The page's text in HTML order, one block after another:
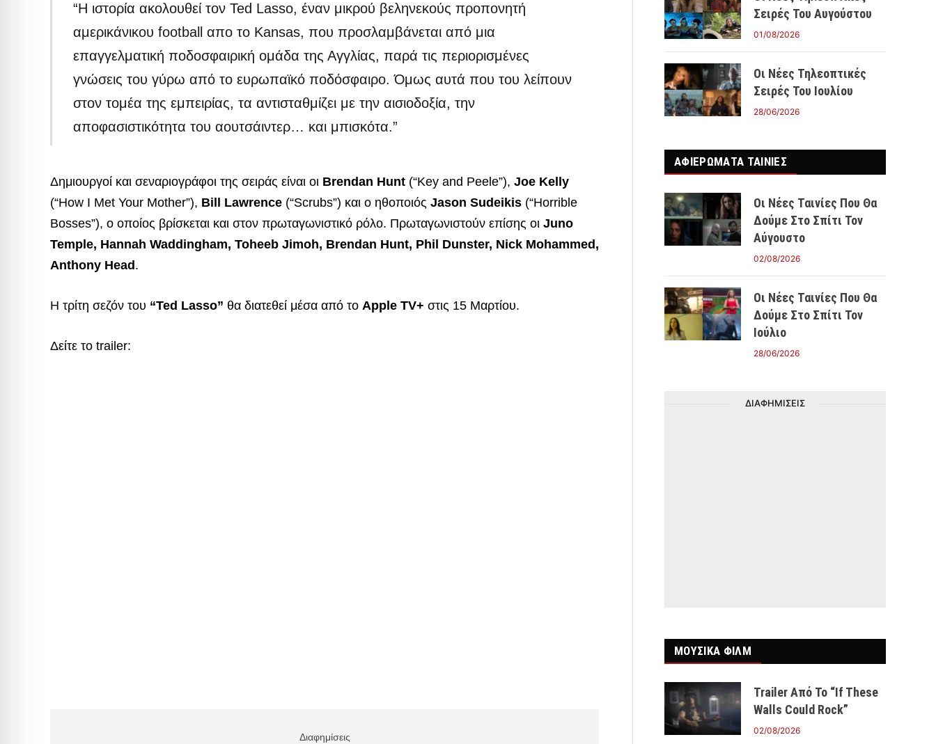
“Η ιστορία ακολουθεί τον Ted Lasso, έναν μικρού βεληνεκούς προπονητή
αμερικάνικου football απο το Kansas, που προσλαμβάνεται από μια
επαγγελματική ποδοσφαιρική ομάδα της Αγγλίας, παρά τις περιορισμένες
γνώσεις του γύρω από το ευρωπαϊκό ποδόσφαιρο. Όμως αυτά που του λείπουν
στον τομέα της εμπειρίας, τα αντισταθμίζει με την αισιοδοξία, την
αποφασιστικότητα του αουτσάιντερ… και μπισκότα.”
Δημιουργοί και σεναριογράφοι της σειράς είναι οι Brendan Hunt (“Key and Peele”), Joe Kelly
(“How I Met Your Mother”), Bill Lawrence (“Scrubs”) και ο ηθοποιός Jason Sudeikis (“Horrible
Bosses”), ο οποίος βρίσκεται και στον πρωταγωνιστικό ρόλο. Πρωταγωνιστούν επίσης οι Juno
Temple, Hannah Waddingham, Toheeb Jimoh, Brendan Hunt, Phil Dunster, Nick Mohammed,
Anthony Head .
Η τρίτη σεζόν του “Ted Lasso” θα διατεθεί μέσα από το Apple TV+ στις 15 Μαρτίου.
Δείτε το trailer:
Διαφημίσεις
Σειρές Του Αυγούστου
01/08/2026
Οι Νέες Τηλεοπτικές
Σειρές Του Ιουλίου
28/06/2026
ΑΦΙΕΡΩΜΑΤΑ ΤΑΙΝΊΕΣ
Οι Νέες Ταινίες Που Θα
Δούμε Στο Σπίτι Τον
Αύγουστο
02/08/2026
Οι Νέες Ταινίες Που Θα
Δούμε Στο Σπίτι Τον
Ιούλιο
28/06/2026
ΔΙΑΦΗΜΙΣΕΙΣ
ΜΟΥΣΙΚΑ ΦΙΛΜ
Trailer Από Το “If These
Walls Could Rock”
02/08/2026